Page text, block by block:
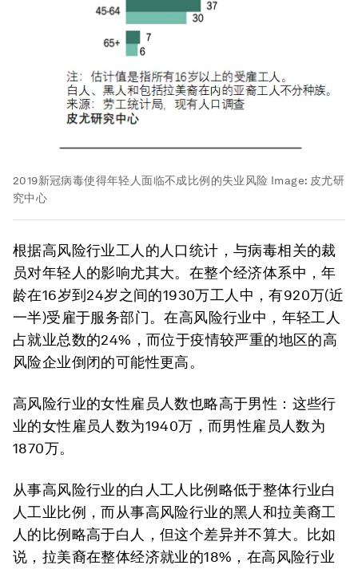
2019新冠病毒使得年轻人面临不成比例的失业风险 Image: 皮尤研
究中心
根据高风险行业工人的人口统计，与病毒相关的裁
员对年轻人的影响尤其大。在整个经济体系中，年
龄在16岁到24岁之间的1930万工人中，有920万(近
一半)受雇于服务部门。在高风险行业中，年轻工人
占就业总数的24%，而位于疫情较严重的地区的高
风险企业倒闭的可能性更高。
高风险行业的女性雇员人数也略高于男性：这些行
业的女性雇员人数为1940万，而男性雇员人数为
1870万。
从事高风险行业的白人工人比例略低于整体行业白
人工业比例，而从事高风险行业的黑人和拉美裔工
人的比例略高于白人，但这个差异并不算大。比如
说，拉美裔在整体经济就业的18%，在高风险行业